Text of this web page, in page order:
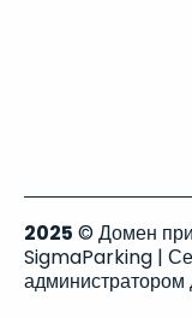
2025 © Домен
SigmaParking |